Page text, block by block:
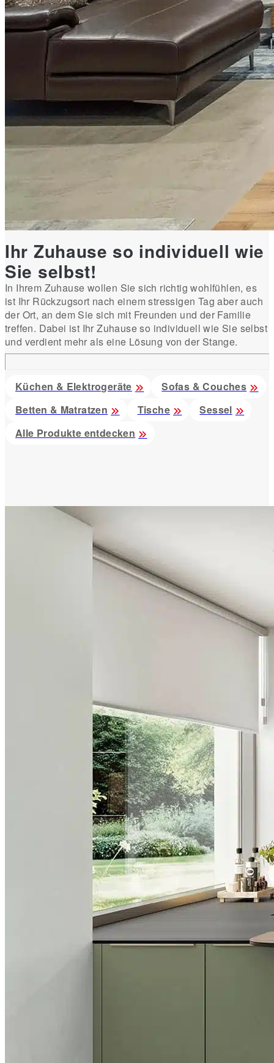
Ihr Zuhause so individuell wie
Sie selbst!
In Ihrem Zuhause wollen Sie sich richtig wohlfühlen, es
ist Ihr Rückzugsort nach einem stressigen Tag aber auch
der Ort, an dem Sie sich mit Freunden und der Familie
treffen. Dabei ist Ihr Zuhause so individuell wie Sie selbst
und verdient mehr als eine Lösung von der Stange.
Küchen & Elektrogeräte
Sofas & Couches
Betten & Matratzen
Tische
Sessel
Alle Produkte entdecken